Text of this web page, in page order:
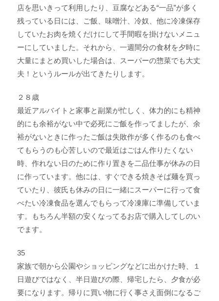
店を思いきって利用したり、豆腐などある“一品”が多く
残っている日には、ご飯、味噌汁、冷奴、他に冷凍保存
していたお肉を焼くだけにして手間暇を掛けないメニュ
ーにしていました。それから、一週間分の食材を夕時に
大量にまとめ買いした場合は、スーパーの惣菜でも大丈
夫！というルールが出てきたりします。
２８歳
最近アルバイトと家事と副業が忙しく、体力的にも精神
的にも余裕がない中で必死にご飯を作ってましたが、余
裕がないときに作ったご飯は失敗作が多く作るのも食べ
てもらうのも心苦しいので最近はごはん作りたくない
時、作れない日のために作り置きを二品仕事が休みの日
に作っています。他には、すぐできる焼きそば麺を買っ
ていたり、彼氏も休みの日に一緒にスーパーに行って食
べたい冷凍食品を選んでもらって冷凍庫に準備していま
す。もちろん半額の安くなってるお店で購入してしのい
でます。
35
家族で朝から公園やショッピングなどに出かけた時、１
日遊びではなく、半日遊びの際、帰宅したら、夕食が必
要になります。帰りに買い物に行く事さえ面倒になるご